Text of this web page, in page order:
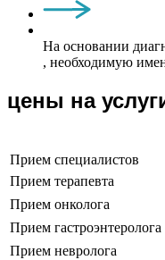
На основании
, необходимую
цены на
Прием специалистов
Прием терапевта
Прием онколога
Прием гастроэнтеролога
Прием невролога